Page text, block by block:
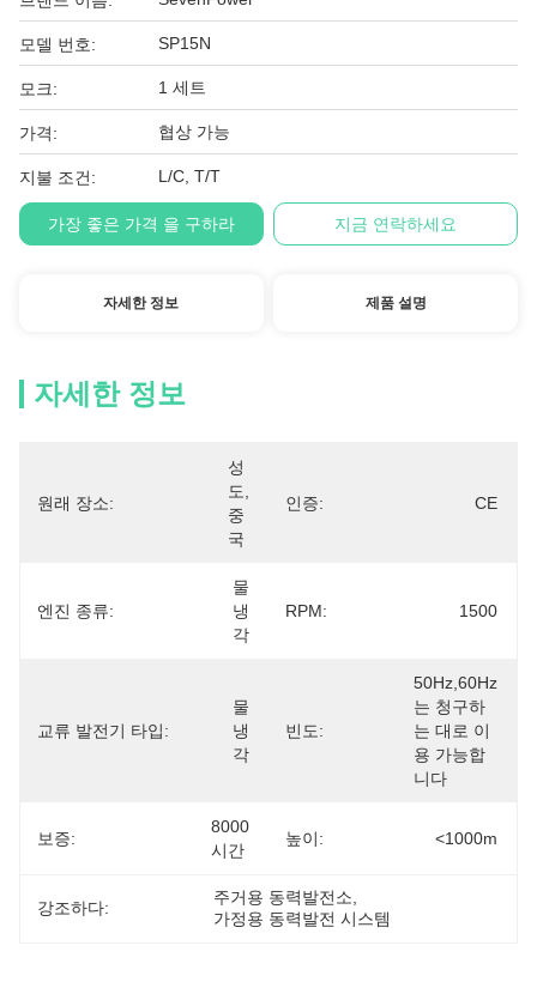
모델 번호: SP15N
모크: 1 세트
가격: 협상 가능
지불 조건: L/C, T/T
가장 좋은 가격 을 구하라 지금 연락하세요
자세한 정보 제품 설명
자세한 정보
원래 장소:
성
도,
중
국
인증: CE
엔진 종류:
물
냉
각
RPM: 1500
교류 발전기 타입:
물
냉
각
빈도:
50Hz,60Hz
는 청구하
는 대로 이
용 가능합
니다
보증:
8000
시간
높이: <1000m
강조하다:
주거용 동력발전소
가정용 동력발전 시스템